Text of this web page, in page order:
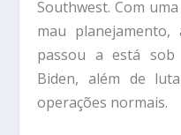
Southwest. Com
mau
passou a está sob
Biden, além de
operações normais.